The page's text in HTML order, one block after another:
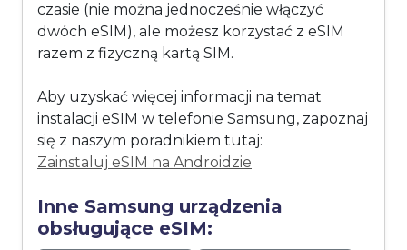
czasie (nie można jednocześnie włączyć
dwóch eSIM), ale możesz korzystać z eSIM
razem z fizyczną kartą SIM.
Aby uzyskać więcej informacji na temat
instalacji eSIM w telefonie Samsung, zapoznaj
się z naszym poradnikiem tutaj:
Zainstaluj eSIM na Androidzie
Inne Samsung urządzenia
obsługujące eSIM: